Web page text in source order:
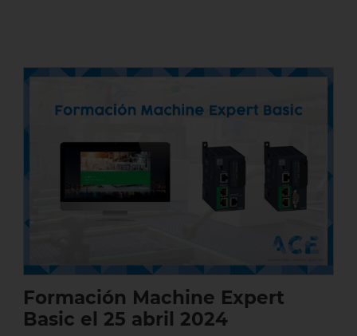
Formación Machine Expert Basic el 25
Formación Machine Expert
Basic el 25 abril 2024